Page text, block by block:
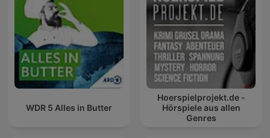
WDR 5 Alles in Butter
Hoerspielprojekt.de -
Hörspiele aus allen
Genres